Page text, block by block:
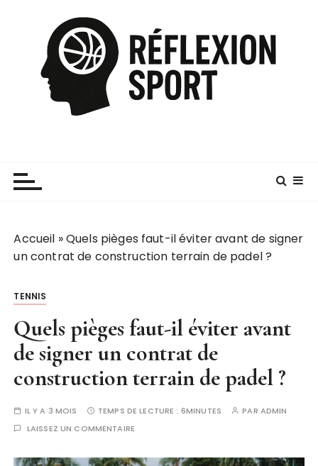
Accueil »Quels pièges faut-il éviter avant de signer
un contrat de construction terrain de padel ?
TENNIS
Quels pièges faut-il éviter avant
de signer un contrat de
construction terrain de padel ?
IL Y A 3 MOIS TEMPS DE LECTURE : 6MINUTES PAR ADMIN
LAISSEZ UN COMMENTAIRE